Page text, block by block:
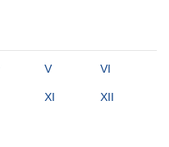
V VI
XI XII